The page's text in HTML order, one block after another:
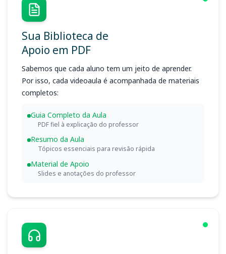
Sua Biblioteca de
Apoio em PDF
Sabemos que cada aluno tem um jeito de aprender.
Por isso, cada videoaula é acompanhada de materiais
completos:
Guia Completo da Aula
PDF fiel à explicação do professor
Resumo da Aula
Tópicos essenciais para revisão rápida
Material de Apoio
Slides e anotações do professor